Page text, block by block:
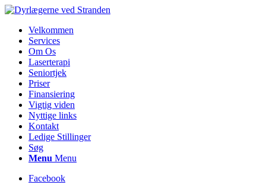
Velkommen
Services
Om Os
Laserterapi
Seniortjek
Priser
Finansiering
Vigtig viden
Nyttige links
Kontakt
Ledige Stillinger
Søg
Menu Menu
Facebook